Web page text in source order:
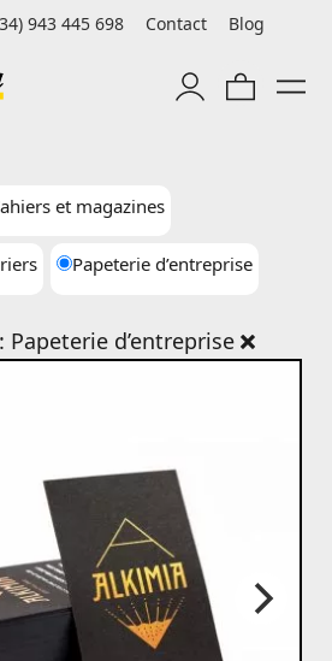
943 445 698 Contact Blog
et magazines
Papeterie d’entreprise
d’entreprise